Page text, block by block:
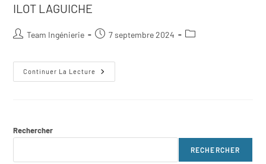
ILOT LAGUICHE
Team Ingénierie 7 septembre 2024
Continuer La Lecture
Rechercher
RECHERCHER